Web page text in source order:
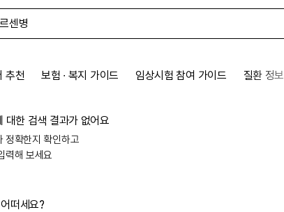
추천 보험 ∙ 복지 가이드 임상시험 참여 가이드 질환 정보
대한 검색 결과가 없어요
정확한지 확인하고
력해 보세요
떠세요?